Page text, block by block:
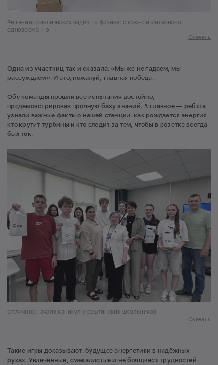
Решение практических задач по физике: сложно и интересно
одновременно
Скачать
Одна из участниц так и сказала: «Мы же не гадаем, мы
рассуждаем». И это, пожалуй, главная победа.
Обе команды прошли все испытания достойно,
продемонстрировав прочную базу знаний. А главное — ребята
узнали важные факты о нашей станции: как рождается энергия,
кто крутит турбины и кто следит за тем, чтобы в розетке всегда
был ток.
Отличное начало каникул у рефтинских школьников
Скачать
Такие игры доказывают: будущее энергетики в надёжных
руках. Увлечённые, смекалистые и не боящиеся трудностей